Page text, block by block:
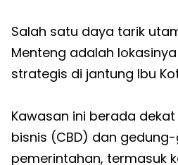
Salah satu daya tarik
Menteng adalah
strategis di jantung Ibu
Kawasan ini berada
bisnis (CBD) dan
pemerintahan, termasuk